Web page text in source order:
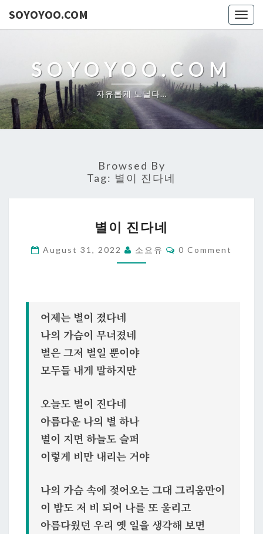
SOYOYOO.COM
SOYOYOO.COM
자유롭게 노닐다…
Browsed By
Tag: 별이 진다네
이
진
다
별이 진다네
August 31, 2022 소요유 Comments
0 Comment
어제는 별이 졌다네
나의 가슴이 무너졌네
별은 그저 별일 뿐이야
모두들 내게 말하지만
오늘도 별이 진다네
아름다운 나의 별 하나
별이 지면 하늘도 슬퍼
이렇게 비만 내리는 거야
나의 가슴 속에 젖어오는 그대 그리움만이
이 밤도 저 비 되어 나를 또 울리고
아름다웠던 우리 옛 일을 생각해 보면